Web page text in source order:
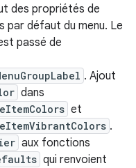
des propriétés de
par défaut du menu. Le
passé de
. Ajout
dans
et
.
aux fonctions
qui renvoient